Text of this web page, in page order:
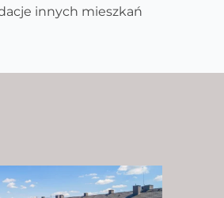
innych mieszkań